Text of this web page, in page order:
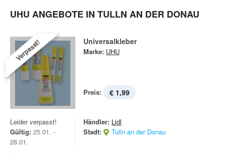
UHU ANGEBOTE IN TULLN AN DER DONAU
Verpasst! Universalkleber
Marke: UHU
Preis: € 1,99
Leider verpasst!
Gültig: 25.01. -
28.01.
Händler: Lidl
Stadt:
Tulln an der Donau